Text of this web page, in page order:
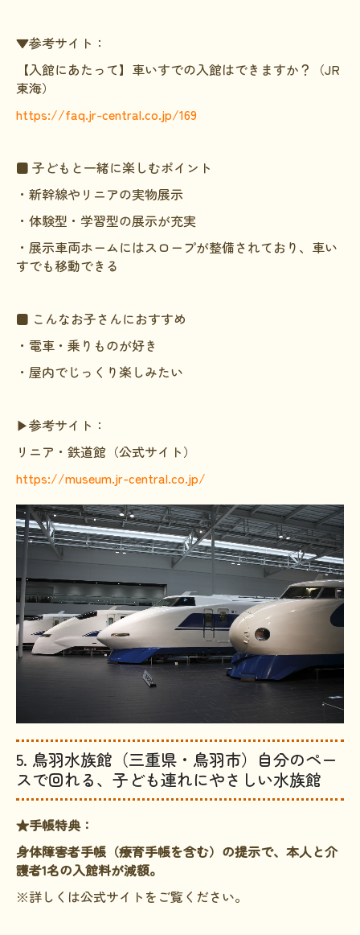
▼参考サイト：
【入館にあたって】車いすでの入館はできますか？（JR
東海）
https://faq.jr-central.co.jp/169
■ 子どもと一緒に楽しむポイント
・新幹線やリニアの実物展示
・体験型・学習型の展示が充実
・展示車両ホームにはスロープが整備されており、車い
すでも移動できる
■ こんなお子さんにおすすめ
・電車・乗りものが好き
・屋内でじっくり楽しみたい
▶参考サイト：
リニア・鉄道館（公式サイト）
https://museum.jr-central.co.jp/
5. 鳥羽水族館（三重県・鳥羽市）自分のペー
スで回れる、子ども連れにやさしい水族館
★手帳特典：
身体障害者手帳（療育手帳を含む）の提示で、本人と介
護者1名の入館料が減額。
※詳しくは公式サイトをご覧ください。